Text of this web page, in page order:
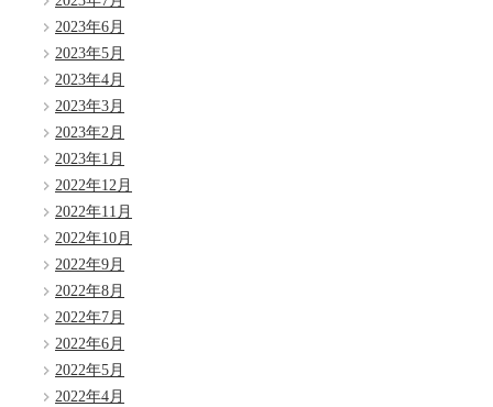
2023年6月
2023年5月
2023年4月
2023年3月
2023年2月
2023年1月
2022年12月
2022年11月
2022年10月
2022年9月
2022年8月
2022年7月
2022年6月
2022年5月
2022年4月